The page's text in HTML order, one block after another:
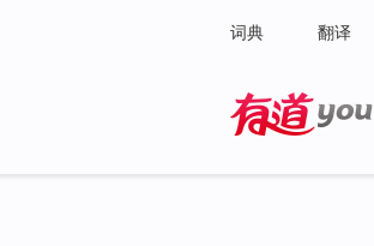
词典 翻译